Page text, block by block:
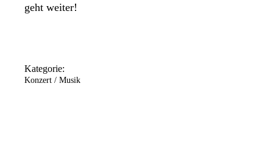
geht weiter!
Kategorie:
Konzert / Musik